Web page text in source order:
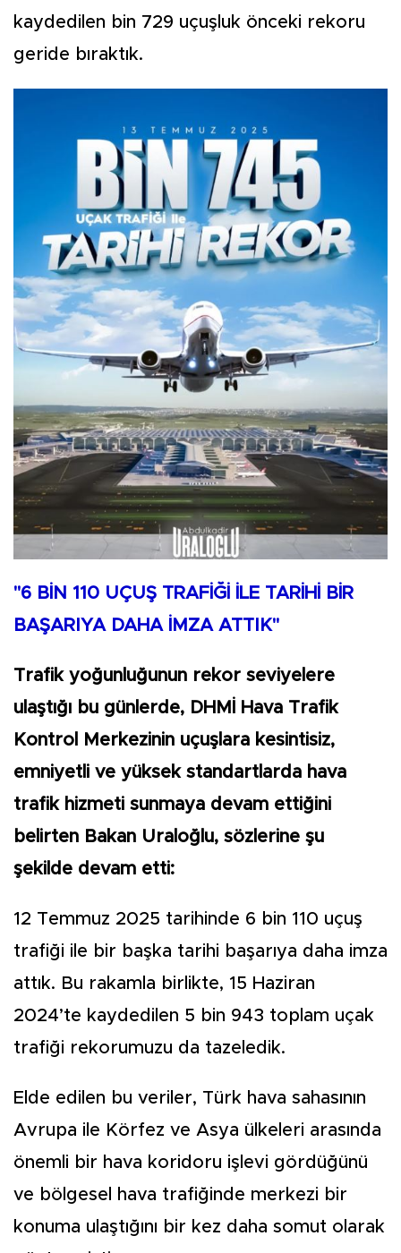
kaydedilen bin 729 uçuşluk önceki rekoru
geride bıraktık.
"6 BİN 110 UÇUŞ TRAFİĞİ İLE TARİHİ BİR
BAŞARIYA DAHA İMZA ATTIK"
Trafik yoğunluğunun rekor seviyelere
ulaştığı bu günlerde, DHMİ Hava Trafik
Kontrol Merkezinin uçuşlara kesintisiz,
emniyetli ve yüksek standartlarda hava
trafik hizmeti sunmaya devam ettiğini
belirten Bakan Uraloğlu, sözlerine şu
şekilde devam etti:
12 Temmuz 2025 tarihinde 6 bin 110 uçuş
trafiği ile bir başka tarihi başarıya daha imza
attık. Bu rakamla birlikte, 15 Haziran
2024’te kaydedilen 5 bin 943 toplam uçak
trafiği rekorumuzu da tazeledik.
Elde edilen bu veriler, Türk hava sahasının
Avrupa ile Körfez ve Asya ülkeleri arasında
önemli bir hava koridoru işlevi gördüğünü
ve bölgesel hava trafiğinde merkezi bir
konuma ulaştığını bir kez daha somut olarak